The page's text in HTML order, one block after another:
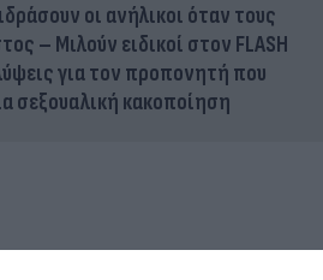
οι ανήλικοι όταν τους
– Μιλούν ειδικοί στον FLASH
για τον προπονητή που
σεξουαλική κακοποίηση